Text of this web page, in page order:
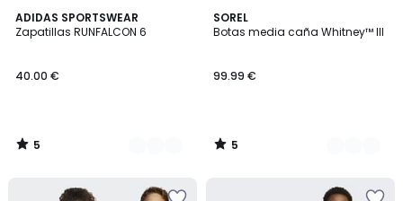
ADIDAS SPORTSWEAR
Zapatillas RUNFALCON 6
40.00 €
5
/
2
Colores
5
/
SOREL
Botas media caña Whitney™ III
99.99 €
5
/
2
Colores
5
/